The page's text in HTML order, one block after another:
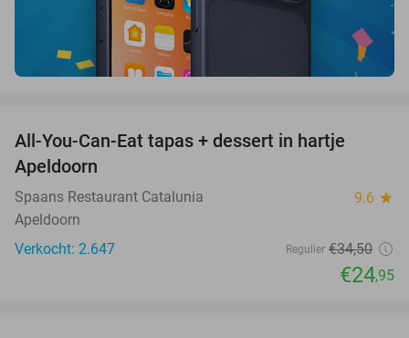
All-You-Can-Eat tapas + dessert in hartje
Apeldoorn
Spaans Restaurant Catalunia 9.6 star
Apeldoorn
Verkocht: 2.647
Regulier €34,50
€24,95